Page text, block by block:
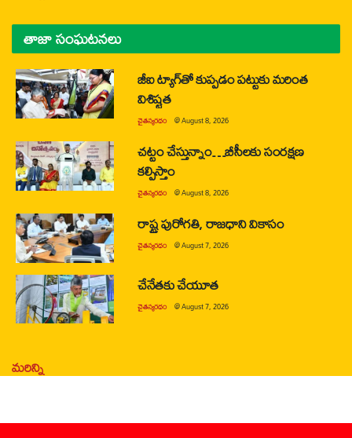
తాజా సంఘటనలు
జీఐ ట్యాగ్‌తో కుప్పడం పట్టుకు మరింత
విశిష్టత
చైతన్యరధం @August 8, 2026
చట్టం చేస్తున్నాం…బీసీలకు సంరక్షణ
కల్పిస్తాం
చైతన్యరధం @August 8, 2026
రాష్ట్ర పురోగతి, రాజధాని వికాసం
చైతన్యరధం @August 7, 2026
చేనేతకు చేయూత
చైతన్యరధం @August 7, 2026
మరిన్ని